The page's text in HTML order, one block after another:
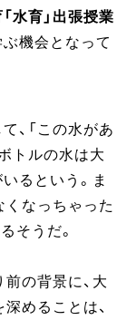
水育」出張授業
機会となって
、「この水があ
トルの水は大
るという。ま
くなっちゃった
そうだ。
の背景に、大
めることは、